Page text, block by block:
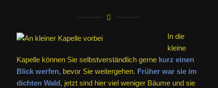
In die
kleine
Kapelle können Sie selbstverständlich gerne kurz einen
Blick werfen,bevor Sie weitergehen. Früher war sie im
dichten Wald,jetzt sind hier viel weniger Bäume und sie